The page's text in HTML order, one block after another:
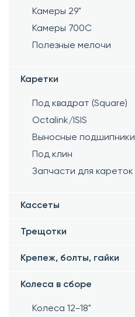
Камеры 29"
Камеры 700C
Полезные мелочи
Каретки
Под квадрат (Square)
Octalink/ISIS
Выносные подшипники
Под клин
Запчасти для кареток
Кассеты
Трещотки
Крепеж, болты, гайки
Колеса в сборе
Колеса 12-18"